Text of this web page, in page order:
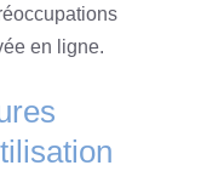
en ligne.